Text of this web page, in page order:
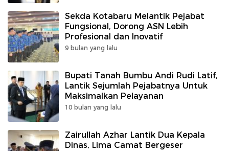
Sekda Kotabaru Melantik Pejabat
Fungsional, Dorong ASN Lebih
Profesional dan Inovatif
9 bulan yang lalu
Bupati Tanah Bumbu Andi Rudi Latif,
Lantik Sejumlah Pejabatnya Untuk
Maksimalkan Pelayanan
10 bulan yang lalu
Zairullah Azhar Lantik Dua Kepala
Dinas, Lima Camat Bergeser